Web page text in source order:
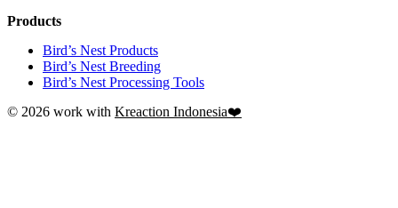
Products
Bird’s Nest Products
Bird’s Nest Breeding
Bird’s Nest Processing Tools
© 2026 work with Kreaction Indonesia❤️